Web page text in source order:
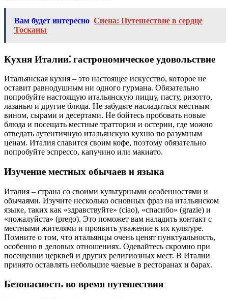
Вам будет интересно Сиена: Путешествие в сердце
Тосканы
Кухня Италии⁚ гастрономическое удовольствие
Итальянская кухня – это настоящее искусство, которое не
оставит равнодушным ни одного гурмана. Обязательно
попробуйте настоящую итальянскую пиццу, пасту, ризотто,
лазанью и другие блюда. Не забудьте насладиться местным
вином, сырами и десертами. Не бойтесь пробовать новые
блюда и посещать местные траттории и остерии, где можно
отведать аутентичную итальянскую кухню по разумным
ценам. Италия славится своим кофе, поэтому обязательно
попробуйте эспрессо, капучино или макиато.
Изучение местных обычаев и языка
Италия – страна со своими культурными особенностями и
обычаями. Изучите несколько основных фраз на итальянском
языке, таких как «здравствуйте» (ciao), «спасибо» (grazie) и
«пожалуйста» (prego). Это поможет вам наладить контакт с
местными жителями и проявить уважение к их культуре.
Помните о том, что итальянцы очень ценят пунктуальность,
особенно в деловых отношениях. Одевайтесь скромно при
посещении церквей и других религиозных мест. В Италии
принято оставлять небольшие чаевые в ресторанах и барах.
Безопасность во время путешествия